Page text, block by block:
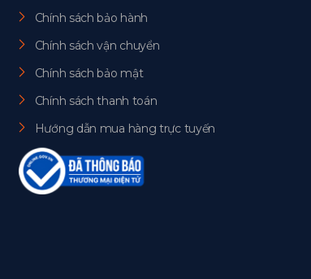
Chính sách bảo hành
Chính sách vận chuyển
Chính sách bảo mật
Chính sách thanh toán
Hướng dẫn mua hàng trực tuyến